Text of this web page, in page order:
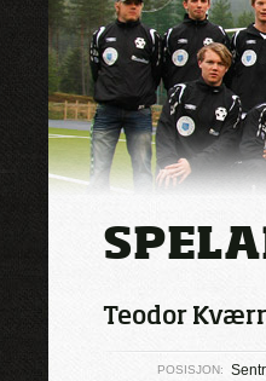
Teodor
POSISJON: